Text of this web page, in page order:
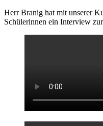
Herr Branig hat mit unserer
Schülerinnen ein Interview